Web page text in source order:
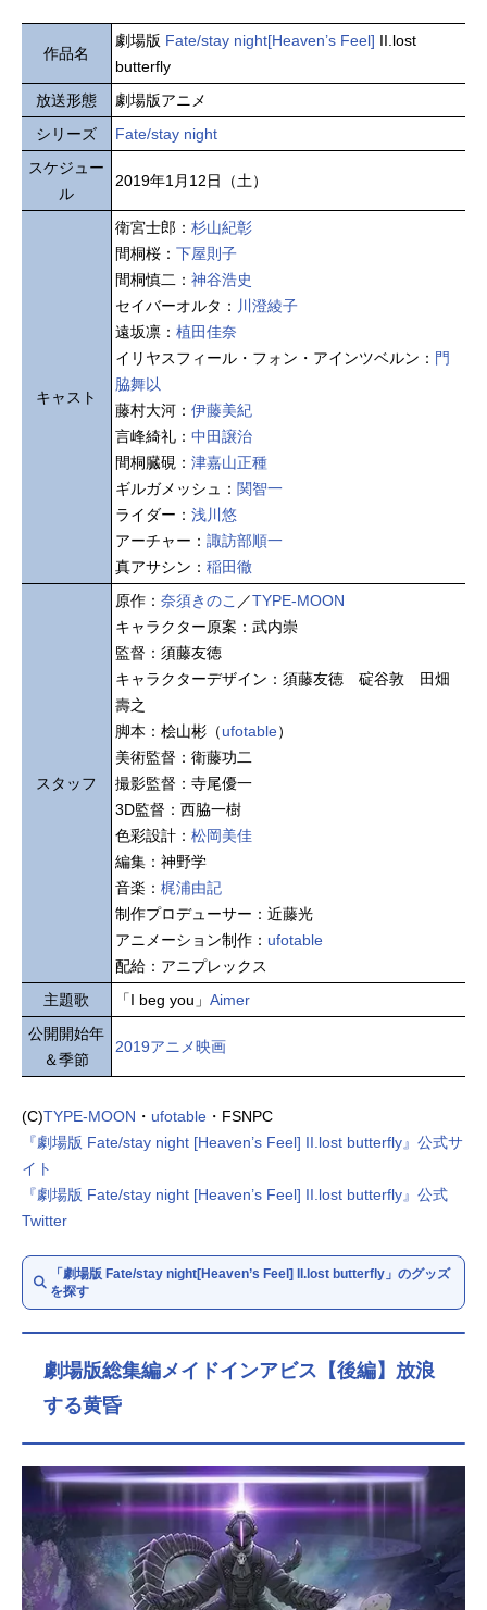
作品名
劇場版 Fate/stay night[Heaven’s Feel] II.lost
butterfly
放送形態
劇場版アニメ
シリーズ
Fate/stay night
スケジュー
ル
2019年1月12日（土）
キャスト
衛宮士郎： 杉山紀彰
間桐桜： 下屋則子
間桐慎二： 神谷浩史
セイバーオルタ： 川澄綾子
遠坂凛： 植田佳奈
イリヤスフィール・フォン・アインツベルン： 門
脇舞以
藤村大河： 伊藤美紀
言峰綺礼： 中田譲治
間桐臓硯： 津嘉山正種
ギルガメッシュ： 関智一
ライダー： 浅川悠
アーチャー： 諏訪部順一
真アサシン： 稲田徹
スタッフ
原作： 奈須きのこ ／TYPE-MOON
キャラクター原案：武内崇
監督：須藤友徳
キャラクターデザイン：須藤友徳 碇谷敦 田畑
壽之
脚本：桧山彬（ufotable）
美術監督：衛藤功二
撮影監督：寺尾優一
3D監督：西脇一樹
色彩設計： 松岡美佳
編集：神野学
音楽： 梶浦由記
制作プロデューサー：近藤光
アニメーション制作： ufotable
配給：アニプレックス
主題歌
「I beg you」 Aimer
公開開始年
＆季節
2019アニメ映画
(C)TYPE-MOON ・ ufotable ・FSNPC
『劇場版 Fate/stay night [Heaven’s Feel] II.lost butterfly』公式サ
イト
『劇場版 Fate/stay night [Heaven’s Feel] II.lost butterfly』公式
Twitter
「劇場版 Fate/stay night[Heaven’s Feel] II.lost butterfly」のグッズ
を探す
劇場版総集編メイドインアビス【後編】放浪
する黄昏